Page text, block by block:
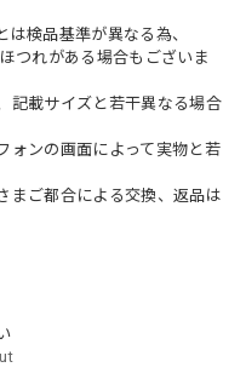
は検品基準が異なる為、
つれがある場合もございま
記載サイズと若干異なる場合
ォンの画面によって実物と若
まご都合による交換、返品は